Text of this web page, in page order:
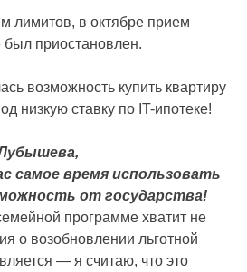
лимитов, в октябре прием
был приостановлен.
возможность купить квартиру
низкую ставку по IT-ипотеке!
самое время использовать
от государства!
программе хватит не
о возобновлении льготной
— я считаю, что это